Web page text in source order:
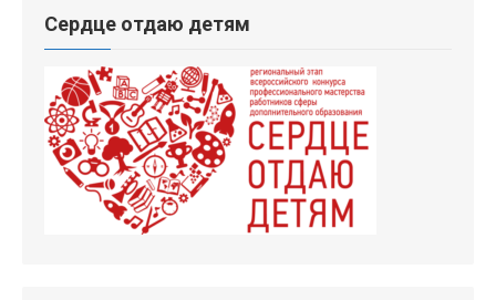
Сердце отдаю детям